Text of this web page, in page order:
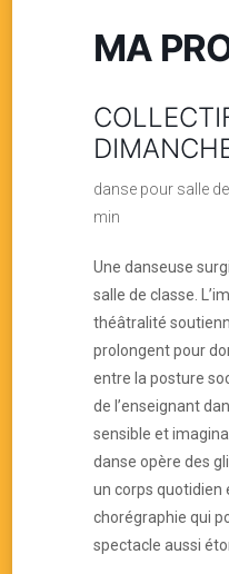
MA
danse pour salle
min
Une danseuse
salle de classe.
théâtralité
prolongent pour
entre la posture
de l’enseignant
sensible et
danse opère des
un corps quotidien
chorégraphie qui
spectacle aussi